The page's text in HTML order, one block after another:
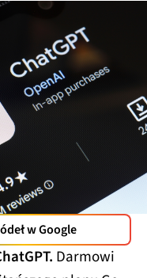
w Google
Darmowi